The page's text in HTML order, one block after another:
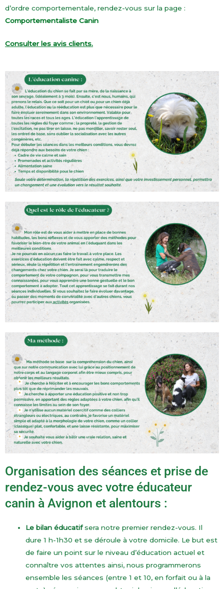
d’ordre comportementale, rendez-vous sur la page :
Comportementaliste Canin
Consulter les avis clients.
Organisation des séances et prise de
rendez-vous avec votre éducateur
canin à Avignon et alentours :
Le bilan éducatifsera notre premier rendez-vous. Il
dure 1 h-1h30 et se déroule à votre domicile. Le but est
de faire un point sur le niveau d’éducation actuel et
connaître vos attentes ainsi, nous programmerons
ensemble les séances (entre 1 et 10, en forfait ou à la